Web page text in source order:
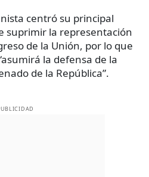
centró su principal
suprimir la representación
de la Unión, por lo que
la defensa de la
de la República”.